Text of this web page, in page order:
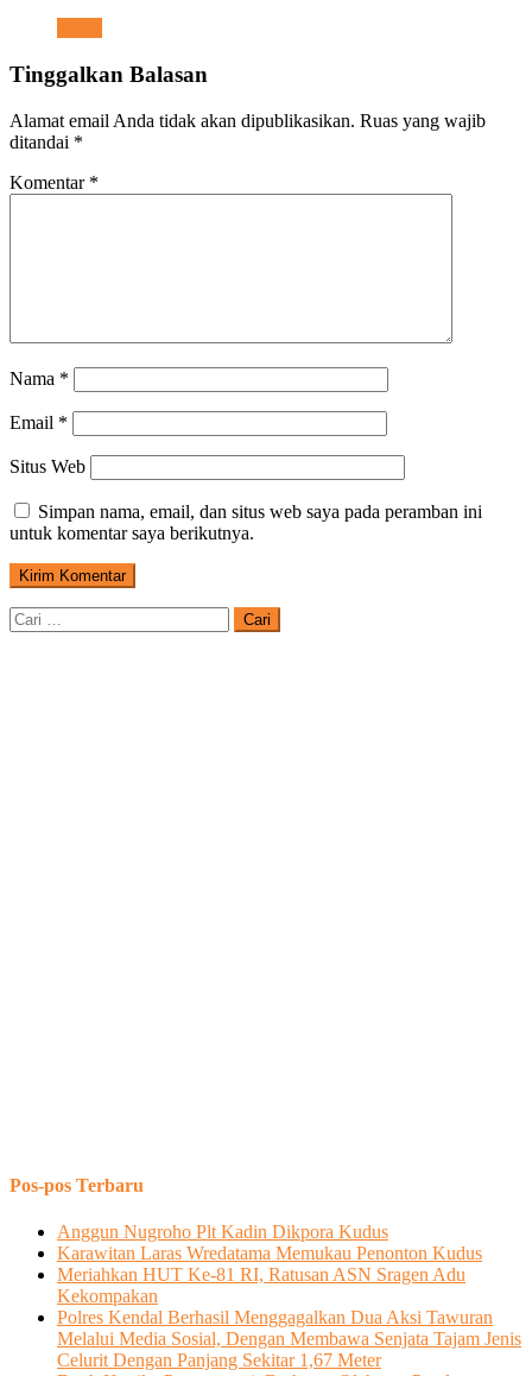
Tinggalkan Balasan
Alamat email Anda tidak akan dipublikasikan. Ruas yang wajib
ditandai *
Komentar *
Nama *
Email *
Situs Web
Simpan nama, email, dan situs web saya pada peramban ini
untuk komentar saya berikutnya.
Cari
untuk:
Pos-pos Terbaru
Anggun Nugroho Plt Kadin Dikpora Kudus
Karawitan Laras Wredatama Memukau Penonton Kudus
Meriahkan HUT Ke-81 RI, Ratusan ASN Sragen Adu
Kekompakan
Polres Kendal Berhasil Menggagalkan Dua Aksi Tawuran
Melalui Media Sosial, Dengan Membawa Senjata Tajam Jenis
Celurit Dengan Panjang Sekitar 1,67 Meter